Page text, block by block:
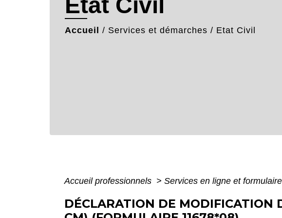
Etat Civil
Accueil / Services et démarches / Etat Civil
Accueil professionnels > Services en ligne et
DÉCLARATION DE MODIFICATION